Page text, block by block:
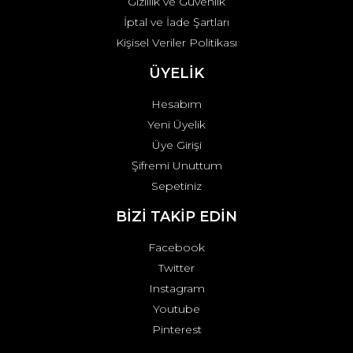
İptal ve İade Şartları
Kişisel Veriler Politikası
ÜYELİK
Hesabım
Yeni Üyelik
Üye Girişi
Şifremi Unuttum
Sepetiniz
BİZİ TAKİP EDİN
Facebook
Twitter
Instagram
Youtube
Pinterest